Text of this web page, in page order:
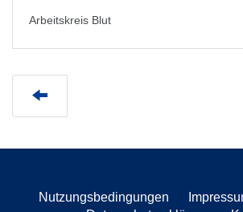
Arbeitskreis Blut
Nutzungsbedingungen